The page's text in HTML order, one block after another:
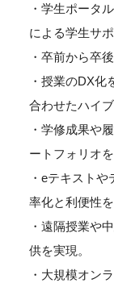
・学生ポータ
による学生サ
・卒前から卒
・授業のDX化
合わせたハイ
・学修成果や
ートフォリオ
・eテキスト
率化と利便性を
・遠隔授業や
供を実現。
・大規模オン